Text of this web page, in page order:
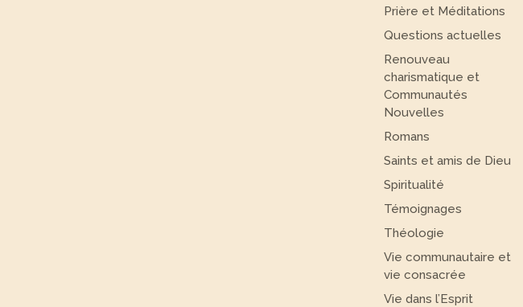
Prière et Méditations
Questions actuelles
Renouveau
charismatique et
Communautés
Nouvelles
Romans
Saints et amis de Dieu
Spiritualité
Témoignages
Théologie
Vie communautaire et
vie consacrée
Vie dans l’Esprit